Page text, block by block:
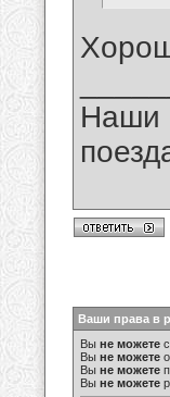
Наши
Ваши права в
Вы не можете
Вы не можете
Вы не можете
Вы не можете